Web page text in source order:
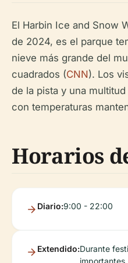
El Harbin Ice and Snow
de 2024, es el parque
nieve más grande del
cuadrados (CNN). Los
de la pista y una
con temperaturas
Horarios
Diario:9:00 - 22:00
Extendido:Durante
importantes